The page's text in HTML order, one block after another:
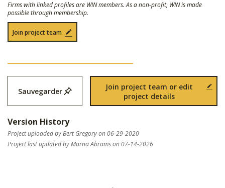
Firms with linked profiles are WIN members. As a non-profit, WIN is made
possible through membership.
Join project team
Sauvegarder
Join project team or edit
project details
Version History
Project uploaded by Bert Gregory on 06-29-2020
Project last updated by Marna Abrams on 07-14-2026